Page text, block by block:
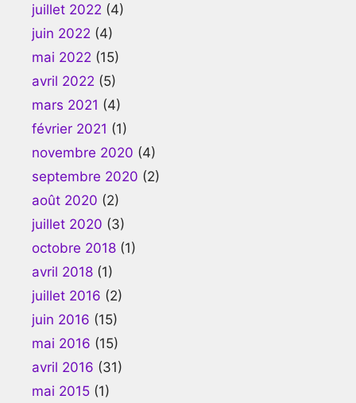
juillet 2022 (4)
juin 2022 (4)
mai 2022 (15)
avril 2022 (5)
mars 2021 (4)
février 2021 (1)
novembre 2020 (4)
septembre 2020 (2)
août 2020 (2)
juillet 2020 (3)
octobre 2018 (1)
avril 2018 (1)
juillet 2016 (2)
juin 2016 (15)
mai 2016 (15)
avril 2016 (31)
mai 2015 (1)